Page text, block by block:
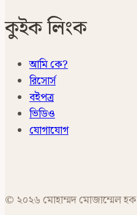
কুইক লিংক
আমি কে?
রিসোর্স
বইপত্র
ভিডিও
যোগাযোগ
© ২০২৬ মোহাম্মদ মোজাম্মেল হক